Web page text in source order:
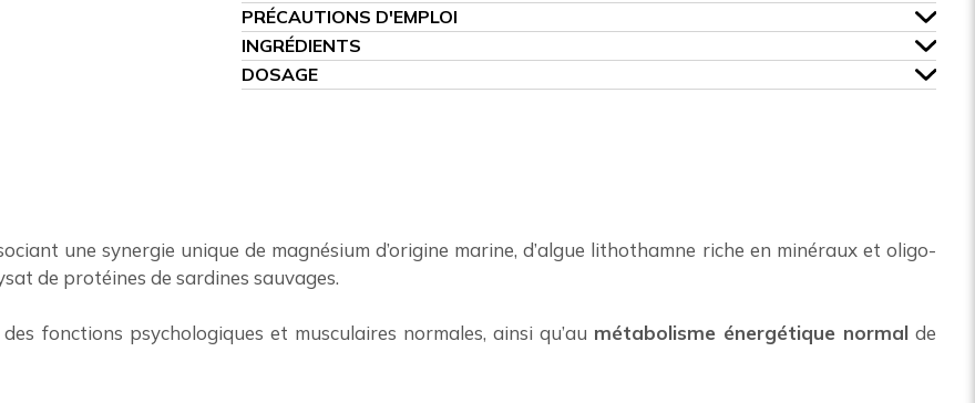
PRÉCAUTIONS D'EMPLOI
INGRÉDIENTS
DOSAGE
une synergie unique de magnésium d’origine marine, d’algue lithothamne riche en minéraux et oligo-
de protéines de sardines sauvages.
des fonctions psychologiques et musculaires normales, ainsi qu’au métabolisme énergétique normalde